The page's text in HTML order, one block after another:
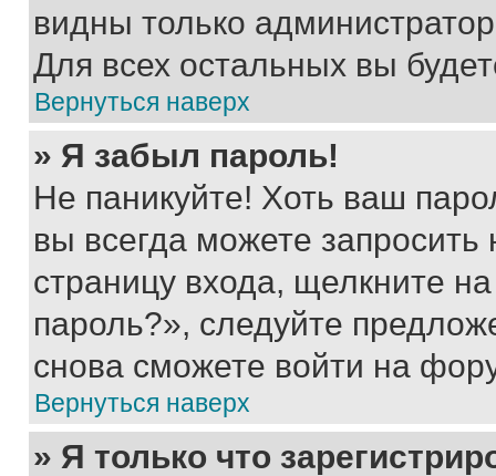
видны только
Для всех остальных вы
Вернуться наверх
» Я забыл пароль!
Не паникуйте! Хоть ваш
вы всегда можете
страницу входа, щелкните
пароль?», следуйте
снова сможете войти на
Вернуться наверх
» Я только что